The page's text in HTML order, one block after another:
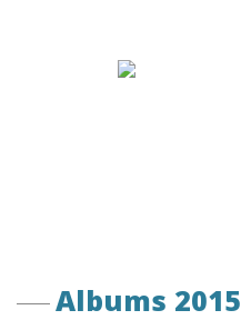
Albums 2015